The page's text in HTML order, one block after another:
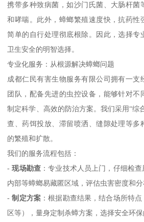
携带多种致病菌，如沙门氏菌、大肠杆菌
和哮喘。此外，蟑螂繁殖速度快，抗药性
简单的自行处理彻底根除。因此，选择专
卫生安全的明智选择。
专业化服务：从根源解决蟑螂问题
成都仁民有害生物服务有限公司拥有一支
团队，配备先进的虫控设备，能够针对不
制定科学、高效的防治方案。我们采用“综
查、药饵投放、滞留喷洒、缝隙处理等多
的繁殖和扩散。
我们的服务流程包括：
-现场勘查 ：专业技术人员上门，仔细检
内部等蟑螂易藏匿区域，评估虫害密度和分
-制定方案 ：根据勘查结果，结合场所特
区等），量身定制杀蟑方案，选择安全环保